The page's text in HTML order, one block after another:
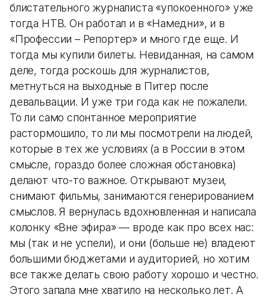
блистательного журналиста «упокоенного» уже
тогда НТВ. Он работал и в «Намедни», и в
«Профессии – Репортер» и много где еще. И
тогда мы купили билеты. Невиданная, на самом
деле, тогда роскошь для журналистов,
метнуться на выходные в Питер после
девальвации. И уже три года как не пожалели.
То ли само спонтанное мероприятие
растормошило, то ли мы посмотрели на людей,
которые в тех же условиях (а в России в этом
смысле, гораздо более сложная обстановка)
делают что-то важное. Открывают музеи,
снимают фильмы, занимаются генерированием
смыслов. Я вернулась вдохновленная и написала
колонку «Вне эфира» — вроде как про всех нас:
мы (так и не успели), и они (больше не) владеют
большими бюджетами и аудиторией, но хотим
все также делать свою работу хорошо и честно.
Этого запала мне хватило на несколько лет. А